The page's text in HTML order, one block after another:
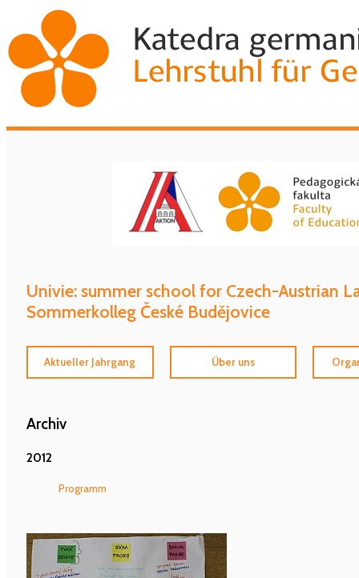
Univie: summer school for Czech-Austrian
Sommerkolleg České Budějovice
Aktueller Jahrgang Über uns
Archiv
2012
Programm